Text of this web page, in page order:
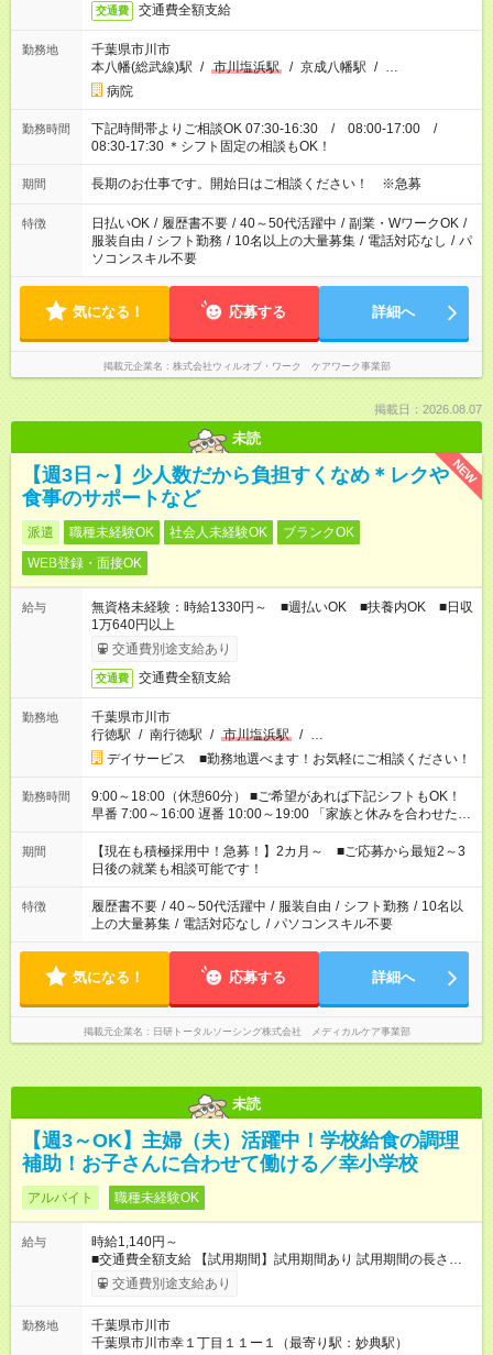
交通費 交通費全額支給
勤務地
千葉県市川市
本八幡(総武線)駅 / 市川塩浜駅 / 京成八幡駅 / …
病院
勤務時間
下記時間帯よりご相談OK 07:30-16:30 / 08:00-17:00 /
08:30-17:30 ＊シフト固定の相談もOK！
期間 長期のお仕事です。開始日はご相談ください！ ※急募
特徴 日払いOK / 履歴書不要 / 40～50代活躍中 / 副業・WワークOK /
服装自由 / シフト勤務 / 10名以上の大量募集 / 電話対応なし / パ
ソコンスキル不要
気になる！ 応募する 詳細へ
掲載元企業名 株式会社ウィルオブ・ワーク ケアワーク事業部
掲載日：2026.08.07
未読
NEW
【週3日～】少人数だから負担すくなめ＊レクや
食事のサポートなど
派遣 職種未経験OK 社会人未経験OK
ブランクOK
WEB登録・面接OK
給与
無資格未経験：時給1330円～ ■週払いOK ■扶養内OK ■日収
1万640円以上
交通費別途支給あり
交通費 交通費全額支給
勤務地
千葉県市川市
行徳駅 / 南行徳駅 / 市川塩浜駅 / …
デイサービス ■勤務地選べます！お気軽にご相談ください！
勤務時間
9:00～18:00（休憩60分） ■ご希望があれば下記シフトもOK！
早番 7:00～16:00 遅番 10:00～19:00 「家族と休みを合わせた
い」 「余裕を持って夕飯の準備がしたい」 「できれば残業はし
たくない」 など、ご希望を教えてくださいね。 ※Wワーク希望
の方へ 今ご覧のお仕事で希望する勤務時間と、もう1つのお仕事
の勤務時間。 合計で週40時間を超える場合は応募できません。
期間
【現在も積極採用中！急募！】2カ月～ ■ご応募から最短2～3
日後の就業も相談可能です！
特徴 履歴書不要 / 40～50代活躍中 / 服装自由 / シフト勤務 / 10名以
上の大量募集 / 電話対応なし / パソコンスキル不要
気になる！ 応募する 詳細へ
掲載元企業名 日研トータルソーシング株式会社 メディカルケア事業部
未読
【週3～OK】主婦（夫）活躍中！学校給食の調理
補助！お子さんに合わせて働ける／幸小学校
アルバイト 職種未経験OK
給与
時給1,140円～
■交通費全額支給 【試用期間】試用期間あり 試用期間の長さ：3
ヶ月 雇用形態、給与は本採用時と同じです。
交通費別途支給あり
勤務地
千葉県市川市
千葉県市川市幸１丁目１１ー１（最寄り駅：妙典駅）